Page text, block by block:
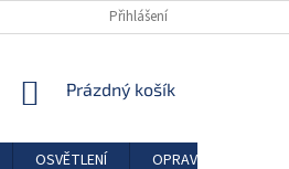
Přihlášení
NÁKUPNÍ
Prázdný košík
OSVĚTLENÍ
OPRAVÁRENSKÉ